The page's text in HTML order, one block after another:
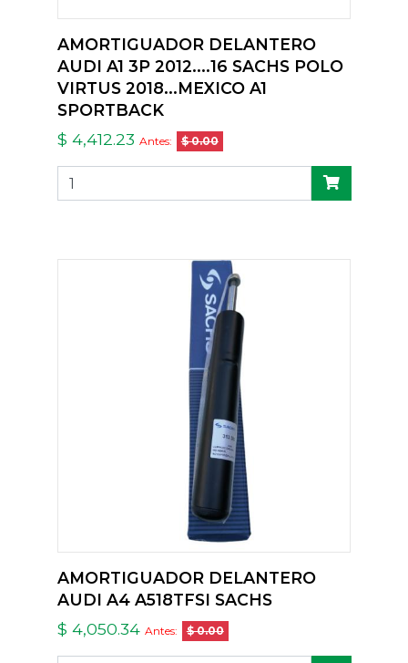
AMORTIGUADOR DELANTERO
AUDI A1 3P 2012....16 SACHS POLO
VIRTUS 2018...MEXICO A1
SPORTBACK
$ 4,412.23 Antes: $ 0.00
AMORTIGUADOR DELANTERO
AUDI A4 A518TFSI SACHS
$ 4,050.34 Antes: $ 0.00